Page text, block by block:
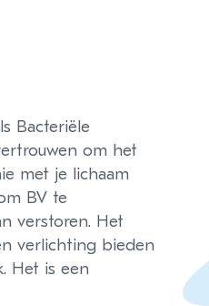
Bacteriële
om het
met je lichaam
BV te
verstoren. Het
verlichting bieden
Het is een